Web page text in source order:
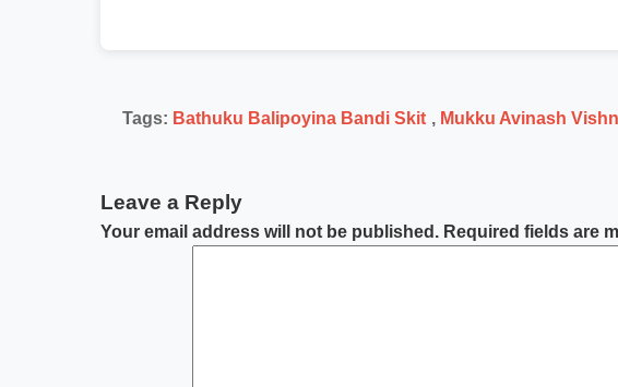
Tags: Bathuku Balipoyina Bandi Skit , Mukku Avinash
Leave a Reply
Your email address will not be published. Required fields are